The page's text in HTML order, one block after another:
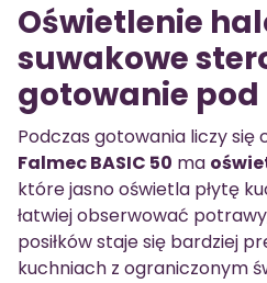
Oświetlenie
suwakowe
gotowanie
Podczas gotowania liczy
Falmec BASIC 50 ma
które jasno oświetla płytę
łatwiej obserwować
posiłków staje się bardziej
kuchniach z ograniczonym